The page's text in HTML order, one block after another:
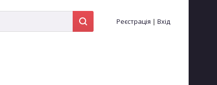
Реєстрація | Вхід